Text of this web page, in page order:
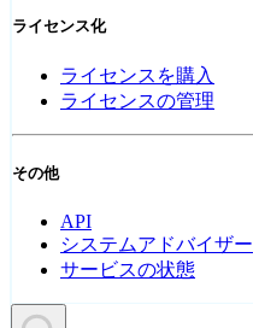
ライセンス化
ライセンスを購入
ライセンスの管理
その他
API
システムアドバイザー
サービスの状態